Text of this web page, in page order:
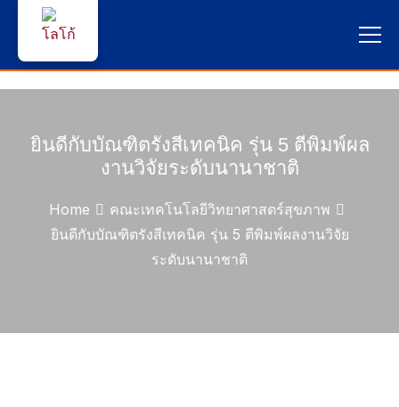
หน้าแรก
ผู้สนใจสมัครเรียน
คณาจารย์และบุคลากร
ยินดีกับบัณฑิตรังสีเทคนิค รุ่น 5 ตีพิมพ์ผล
งานวิจัยระดับนานาชาติ
Home
คณะเทคโนโลยีวิทยาศาสตร์สุขภาพ
ยินดีกับบัณฑิตรังสีเทคนิค รุ่น 5 ตีพิมพ์ผลงานวิจัย
ระดับนานาชาติ